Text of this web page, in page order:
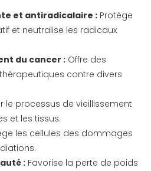
et antiradicalaire : Protège
et neutralise les radicaux
du cancer : Offre des
contre divers
le processus de vieillissement
et les tissus.
les cellules des dommages
: Favorise la perte de poids